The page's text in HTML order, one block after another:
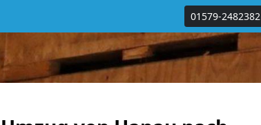
01579-2482382